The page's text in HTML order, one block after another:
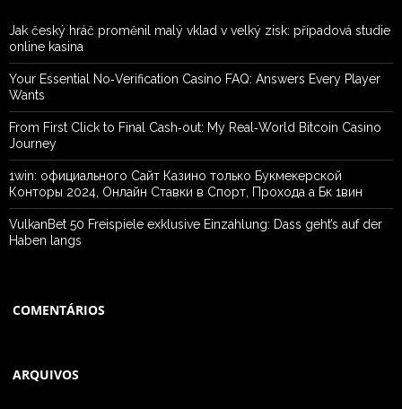
Jak český hráč proměnil malý vklad v velký zisk: případová studie
online kasina
Your Essential No‑Verification Casino FAQ: Answers Every Player
Wants
From First Click to Final Cash‑out: My Real‑World Bitcoin Casino
Journey
1win: официального Сайт Казино только Букмекерской
Конторы 2024, Онлайн Ставки в Спорт, Прохода а Бк 1вин
VulkanBet 50 Freispiele exklusive Einzahlung: Dass geht’s auf der
Haben langs
COMENTÁRIOS
ARQUIVOS